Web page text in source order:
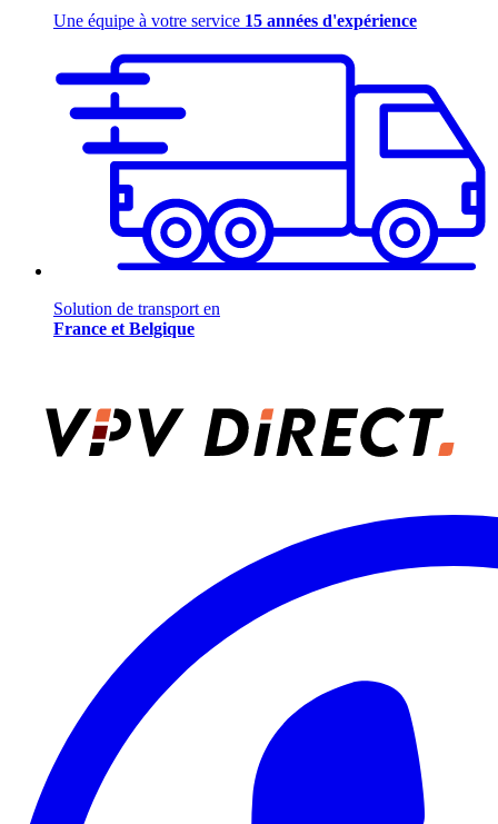
Une équipe à votre service 15 années d'expérience
Solution de transport en
France et Belgique